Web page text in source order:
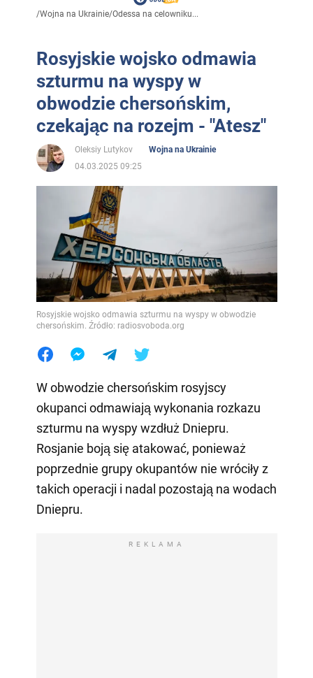
/Wojna na Ukrainie/Odessa na celowniku...
Rosyjskie wojsko odmawia
szturmu na wyspy w
obwodzie chersońskim,
czekając na rozejm - "Atesz"
Oleksiy Lutykov
Wojna na Ukrainie
04.03.2025 09:25
Rosyjskie wojsko odmawia szturmu na wyspy w obwodzie
chersońskim. Źródło: radiosvoboda.org
W obwodzie chersońskim rosyjscy
okupanci odmawiają wykonania rozkazu
szturmu na wyspy wzdłuż Dniepru.
Rosjanie boją się atakować, ponieważ
poprzednie grupy okupantów nie wróciły z
takich operacji i nadal pozostają na wodach
Dniepru.
REKLAMA